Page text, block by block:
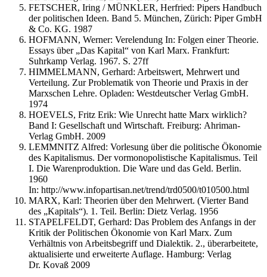
FETSCHER, Iring / MÜNKLER, Herfried: Pipers Handbuch
der politischen Ideen. Band 5. München, Zürich: Piper GmbH
& Co. KG. 1987
HOFMANN, Werner: Verelendung In: Folgen einer Theorie.
Essays über „Das Kapital“ von Karl Marx. Frankfurt:
Suhrkamp Verlag. 1967. S. 27ff
HIMMELMANN, Gerhard: Arbeitswert, Mehrwert und
Verteilung. Zur Problematik von Theorie und Praxis in der
Marxschen Lehre. Opladen: Westdeutscher Verlag GmbH.
1974
HOEVELS, Fritz Erik: Wie Unrecht hatte Marx wirklich?
Band I: Gesellschaft und Wirtschaft. Freiburg: Ahriman-
Verlag GmbH. 2009
LEMMNITZ Alfred: Vorlesung über die politische Ökonomie
des Kapitalismus. Der vormonopolistische Kapitalismus. Teil
I. Die Warenproduktion. Die Ware und das Geld. Berlin.
1960
In: http://www.infopartisan.net/trend/trd0500/t010500.html
MARX, Karl: Theorien über den Mehrwert. (Vierter Band
des „Kapitals“). 1. Teil. Berlin: Dietz Verlag. 1956
STAPELFELDT, Gerhard: Das Problem des Anfangs in der
Kritik der Politischen Ökonomie von Karl Marx. Zum
Verhältnis von Arbeitsbegriff und Dialektik. 2., überarbeitete,
aktualisierte und erweiterte Auflage. Hamburg: Verlag
Dr. Kovaß 2009